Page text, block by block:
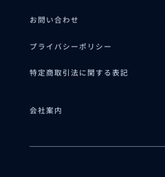
お問い合わせ
プライバシーポリシー
特定商取引法に関する表記
会社案内